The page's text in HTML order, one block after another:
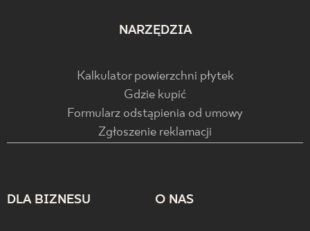
NARZĘDZIA
Kalkulator powierzchni płytek
Gdzie kupić
Formularz odstąpienia od umowy
Zgłoszenie reklamacji
DLA BIZNESU O NAS